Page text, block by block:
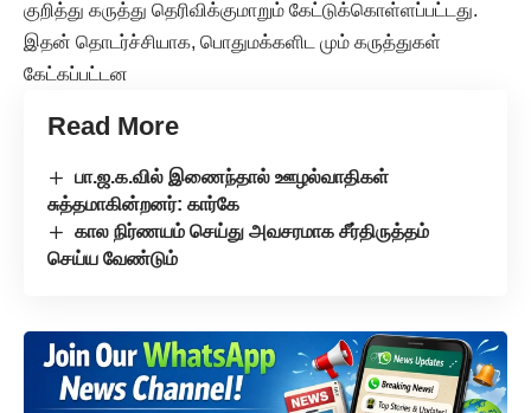
குறித்து கருத்து தெரிவிக்குமாறும் கேட்டுக்கொள்ளப்பட்டது.
இதன் தொடர்ச்சியாக, பொதுமக்களிட மும் கருத்துகள்
கேட்கப்பட்டன
Read More
பா.ஜ.க.வில் இணைந்தால் ஊழல்வாதிகள்
சுத்தமாகின்றனர்: கார்கே
கால நிர்ணயம் செய்து அவசரமாக சீர்திருத்தம்
செய்ய வேண்டும்